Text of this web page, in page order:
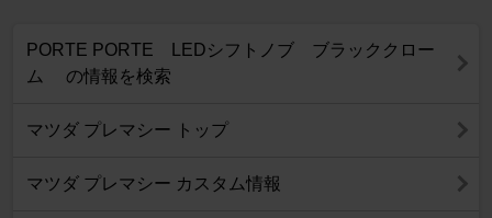
PORTE PORTE LEDシフトノブ ブラッククロー
ム の情報を検索
マツダ プレマシー トップ
マツダ プレマシー カスタム情報